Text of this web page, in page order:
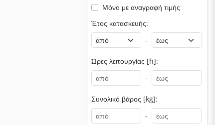
Μόνο με αναγραφή τιμής
Έτος κατασκευής:
-
Ώρες λειτουργίας [h]:
-
Συνολικό βάρος [kg]:
-